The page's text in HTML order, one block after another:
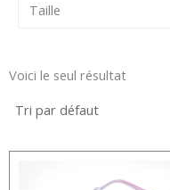
Taille
Voici le seul résultat